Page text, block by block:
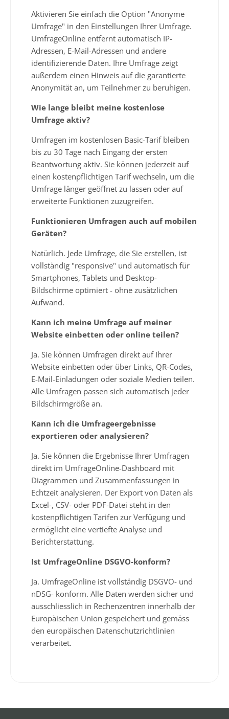
Aktivieren Sie einfach die Option "Anonyme
Umfrage" in den Einstellungen Ihrer Umfrage.
UmfrageOnline entfernt automatisch IP-
Adressen, E-Mail-Adressen und andere
identifizierende Daten. Ihre Umfrage zeigt
außerdem einen Hinweis auf die garantierte
Anonymität an, um Teilnehmer zu beruhigen.
Wie lange bleibt meine kostenlose
Umfrage aktiv?
Umfragen im kostenlosen Basic-Tarif bleiben
bis zu 30 Tage nach Eingang der ersten
Beantwortung aktiv. Sie können jederzeit auf
einen kostenpflichtigen Tarif wechseln, um die
Umfrage länger geöffnet zu lassen oder auf
erweiterte Funktionen zuzugreifen.
Funktionieren Umfragen auch auf mobilen
Geräten?
Natürlich. Jede Umfrage, die Sie erstellen, ist
vollständig "responsive" und automatisch für
Smartphones, Tablets und Desktop-
Bildschirme optimiert - ohne zusätzlichen
Aufwand.
Kann ich meine Umfrage auf meiner
Website einbetten oder online teilen?
Ja. Sie können Umfragen direkt auf Ihrer
Website einbetten oder über Links, QR-Codes,
E-Mail-Einladungen oder soziale Medien teilen.
Alle Umfragen passen sich automatisch jeder
Bildschirmgröße an.
Kann ich die Umfrageergebnisse
exportieren oder analysieren?
Ja. Sie können die Ergebnisse Ihrer Umfragen
direkt im UmfrageOnline-Dashboard mit
Diagrammen und Zusammenfassungen in
Echtzeit analysieren. Der Export von Daten als
Excel-, CSV- oder PDF-Datei steht in den
kostenpflichtigen Tarifen zur Verfügung und
ermöglicht eine vertiefte Analyse und
Berichterstattung.
Ist UmfrageOnline DSGVO-konform?
Ja. UmfrageOnline ist vollständig DSGVO- und
nDSG- konform. Alle Daten werden sicher und
ausschliesslich in Rechenzentren innerhalb der
Europäischen Union gespeichert und gemäss
den europäischen Datenschutzrichtlinien
verarbeitet.